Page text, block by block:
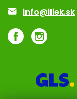
info@iliek.sk